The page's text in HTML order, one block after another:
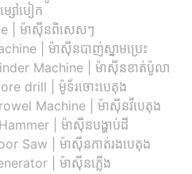
សៅបៀក
| ម៉ាស៊ីនពិសេសៗ
| ម៉ាស៊ីនបាញ់ស្នាមប្រេះ
Machine | ម៉ាស៊ីនខាត់ប៉ូលា
drill | ម៉ូទ័រចោះបេតុង
Machine | ម៉ាស៊ីនវីបេតុង
| ម៉ាស៊ីនបង្ហាប់ដី
Saw | ម៉ាស៊ីនកាត់រងបេតុង
| ម៉ាស៊ីនភ្លើង